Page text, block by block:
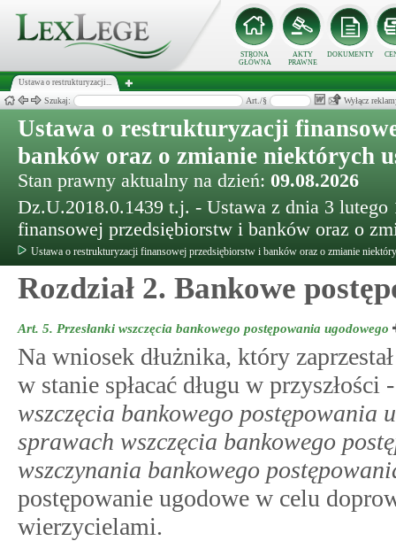
STRONA
GŁÓWNA
AKTY
PRAWNE
DOKUMENTY
Ustawa o restrukturyzacji...
Szukaj: Art./§ Wyłącz
Ustawa o restrukturyzacji
banków oraz o zmianie niektórych
Stan prawny aktualny na dzień: 09.08.2026
Dz.U.2018.0.1439 t.j. - Ustawa z dnia 3 lutego
finansowej przedsiębiorstw i banków oraz o
Ustawa o restrukturyzacji finansowej przedsiębiorstw i banków oraz o zmianie
Rozdział 2. Bankowe
Art. 5. Przesłanki wszczęcia bankowego postępowania ugodowego
Na wniosek dłużnika, który
w stanie spłacać długu w
wszczęcia bankowego postępowania
sprawach wszczęcia bankowego
wszczynania bankowego
postępowanie ugodowe w celu
wierzycielami.